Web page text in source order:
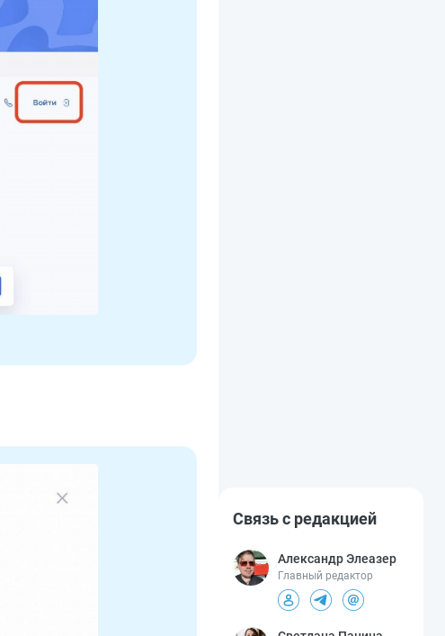
Связь с редакцией
Александр Элеазер
Главный редактор